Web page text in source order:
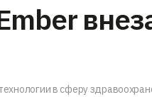
в сферу